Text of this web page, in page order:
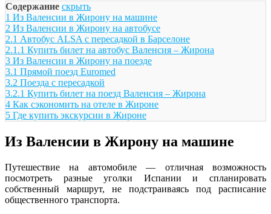
Содержание скрыть
1 Из Валенсии в Жирону на машине
2 Из Валенсии в Жирону на автобусе
2.1 Автобус ALSA с пересадкой в Барселоне
2.1.1 Купить билет на автобус Валенсия – Жирона
3 Из Валенсии в Жирону на поезде
3.1 Прямой поезд Euromed
3.2 Поезда с пересадкой
3.2.1 Купить билет на поезд Валенсия – Жирона
4 Как сэкономить на отеле в Жироне
5 Где купить экскурсии в Жироне
Из Валенсии в Жирону на машине
Путешествие на автомобиле — отличная возможность
посмотреть разные уголки Испании и спланировать
собственный маршрут, не подстраиваясь под расписание
общественного транспорта.